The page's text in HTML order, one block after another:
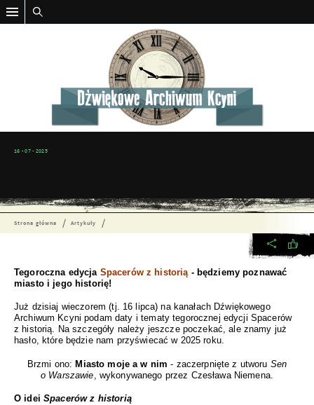
16 - 07 - 2025
Strona główna Artykuły
Tegoroczna edycja Spacerów z historią - będziemy poznawać
miasto i jego historię!
Już dzisiaj wieczorem (tj. 16 lipca) na kanałach Dźwiękowego
Archiwum Kcyni podam daty i tematy tegorocznej edycji Spacerów
z historią. Na szczegóły należy jeszcze poczekać, ale znamy już
hasło, które będzie nam przyświecać w 2025 roku.
Brzmi ono:Miasto moje a w nim - zaczerpnięte z utworu Sen
o Warszawie , wykonywanego przez Czesława Niemena.
O ideiSpacerów z historią